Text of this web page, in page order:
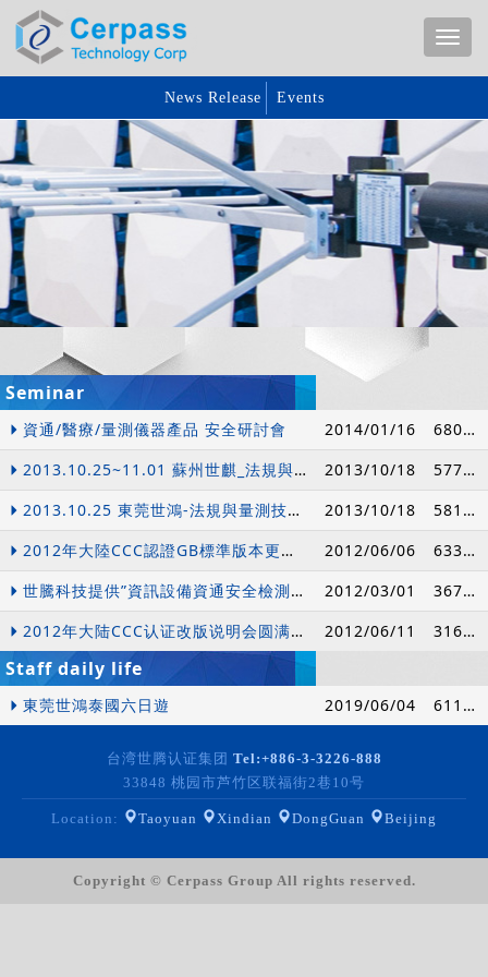
News Release Events
Seminar
資通/醫療/量測儀器產品 安全研討會 2014/01/16
68053
2013.10.25~11.01 蘇州世麒_法規與量測技術認證研討會
2013/10/18
57709
2013.10.25 東莞世鴻-法規與量測技術認證研討會
2013/10/18
58189
2012年大陸CCC認證GB標準版本更新專題說明會
2012/06/06
63346
世騰科技提供”資訊設備資通安全檢測” 試辦服務
2012/03/01
36753
2012年大陆CCC认证改版说明会圆满结束
2012/06/11 31663
Staff daily life
東莞世鴻泰國六日遊 2019/06/04 61114
台湾世腾认证集团 Tel:+886-3-3226-888
33848 桃园市芦竹区联福街2巷10号
Location: Taoyuan Xindian DongGuan Beijing
Copyright © Cerpass Group All rights reserved.